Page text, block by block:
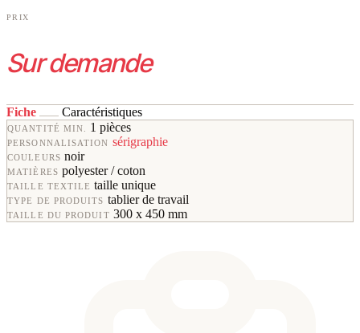
PRIX
Sur demande
Fiche Caractéristiques
QUANTITÉ MIN. 1 pièces
PERSONNALISATION sérigraphie
COULEURS noir
MATIÈRES polyester / coton
TAILLE TEXTILE taille unique
TYPE DE PRODUITS tablier de travail
TAILLE DU PRODUIT 300 x 450 mm